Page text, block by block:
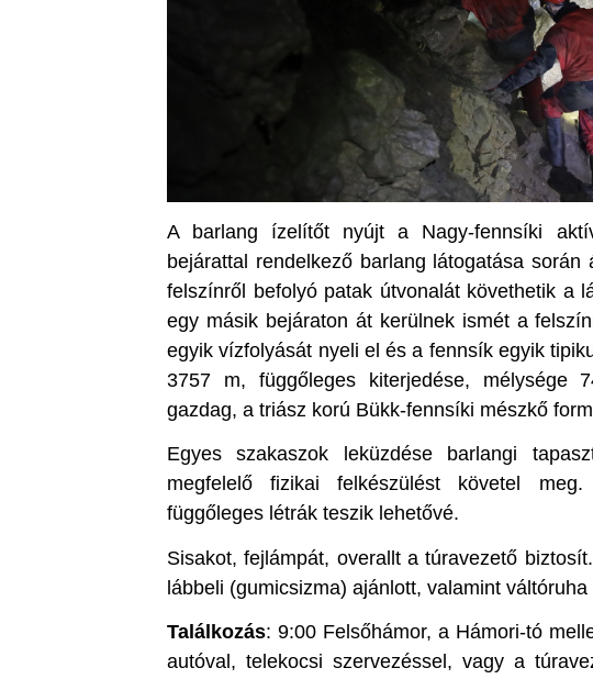
A barlang ízelítőt nyújt a Nagy-fennsíki
bejárattal rendelkező barlang látogatása
felszínről befolyó patak útvonalát követhetik a
egy másik bejáraton át kerülnek ismét a
egyik vízfolyását nyeli el és a fennsík egyik
3757 m, függőleges kiterjedése, mélysége
gazdag, a triász korú Bükk-fennsíki mészkő
Egyes szakaszok leküzdése barlangi
megfelelő fizikai felkészülést követel
függőleges létrák teszik lehetővé.
Sisakot, fejlámpát, overallt a túravezető
lábbeli (gumicsizma) ajánlott, valamint váltóruha
Találkozás: 9:00 Felsőhámor, a Hámori-tó
autóval, telekocsi szervezéssel, vagy a